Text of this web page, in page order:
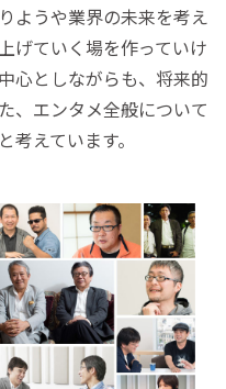
ようや業界の未来を考え
げていく場を作っていけ
心としながらも、将来的
、エンタメ全般について
えています。